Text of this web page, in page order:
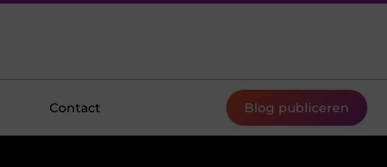
Contact Blog publiceren